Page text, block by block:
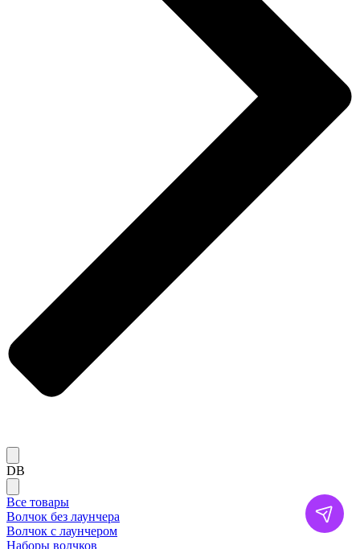
DB
Все товары
Волчок без лаунчера
Волчок с лаунчером
Наборы волчков